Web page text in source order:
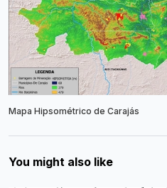
Mapa Hipsométrico de Carajás
You might also like